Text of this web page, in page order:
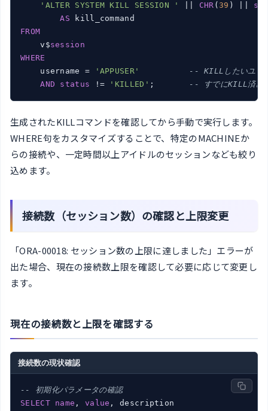
'ALTER SYSTEM KILL SESSION '
CHR ( 39 ) ||
AS
FROM
    v$
session
WHERE
    username =
'APPUSER'
-- KILLしたいユー
AND
status != 'KILLED' ; -- すでにKILL済み
生成されたKILLコマンドを確認してから手動で実行します。
WHERE句をカスタマイズすることで、特定のMACHINEか
らの接続や、一定時間以上アイドルのセッションなども絞り
込めます。
接続数（セッション数）の確認と上限変更
「ORA-00018: セッション数の上限に達しました」エラーが
出た場合、現在の接続数上限を確認して必要に応じて変更し
ます。
現在の接続数と上限を確認する
接続数の現状確認
-- 初期化パラメータの確認
SELECT
name , value